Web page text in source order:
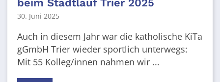
beim Stadtlauf Trier 2025
30. Juni 2025
Auch in diesem Jahr war die katholische KiTa
gGmbH Trier wieder sportlich unterwegs:
Mit 55 Kolleg/innen nahmen wir ...